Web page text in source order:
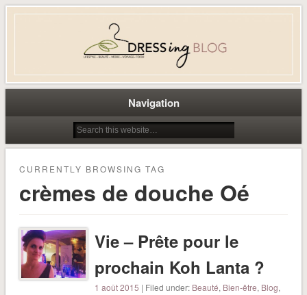
Dress-ing – Blog lifestyle beauté
mode à Caen
Navigation
CURRENTLY BROWSING TAG
crèmes de douche Oé
Vie – Prête pour le
prochain Koh Lanta ?
1 août 2015 | Filed under: Beauté, Bien-être, Blog,